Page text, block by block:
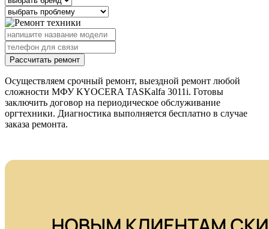
Рассчитать ремонт
Осуществляем срочный ремонт, выездной ремонт любой
сложности МФУ KYOCERA TASKalfa 3011i. Готовы
заключить договор на периодическое обслуживание
оргтехники. Диагностика выполняется бесплатно в случае
заказа ремонта.